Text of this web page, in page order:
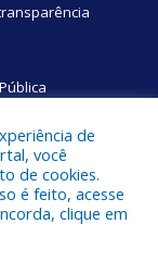
de São
de
você
de cookies.
é feito, acesse
clique em